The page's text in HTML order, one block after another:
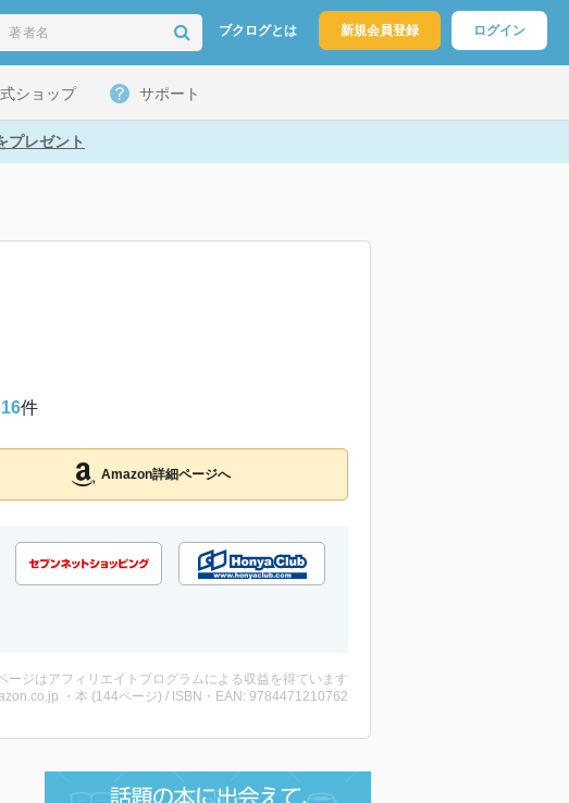
ブクログとは 新規会員登録 ログイン
ショップ サポート
プレゼント
16件
Amazon詳細ページへ
ージはアフィリエイトプログラムによる収益を得ています
・本 (144ページ) / ISBN・EAN: 9784471210762